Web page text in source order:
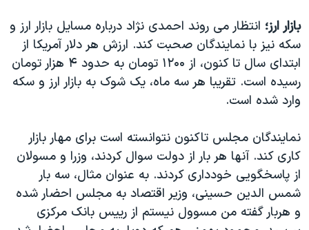
بازار ارز؛ انتظار می روند احمدی نژاد درباره مسایل بازار ارز و
سکه نیز با نمایندگان صحبت کند. ارزش هر دلار آمریکا از
ابتدای سال تا کنون، از ۱۲۰۰ تومان به حدود ۴ هزار تومان
رسیده است. تقریبا هر سه ماه، یک شوک به بازار ارز و سکه
وارد شده است.
نمایندگان مجلس تاکنون نتوانسته است برای مهار بازار
کاری کند. آنها هر بار از دولت سوال کردند، وزرا و مسولان
از پاسخگویی خودداری کردند. به عنوان مثال، سه بار
شمس الدین حسینی، وزیر اقتصاد به مجلس احضار شده
و هربار گفته من مسوول نیستم از رییس بانک مرکزی